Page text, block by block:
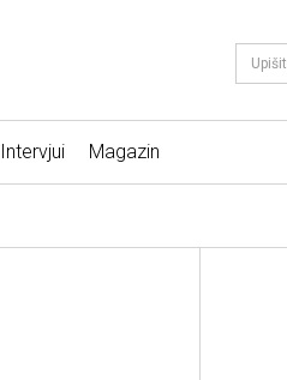
Intervjui Magazin